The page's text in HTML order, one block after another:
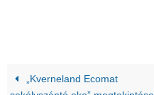
„Kverneland Ecomat